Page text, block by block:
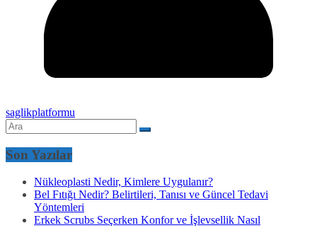
saglikplatformu
Son Yazılar
Nükleoplasti Nedir, Kimlere Uygulanır?
Bel Fıtığı Nedir? Belirtileri, Tanısı ve Güncel Tedavi
Yöntemleri
Erkek Scrubs Seçerken Konfor ve İşlevsellik Nasıl